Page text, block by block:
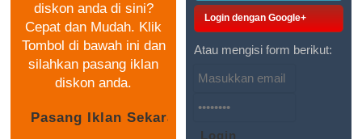
diskon anda di sini?
Cepat dan Mudah. Klik
Tombol di bawah ini dan
silahkan pasang iklan
diskon anda.
Login dengan Google+
Atau mengisi form berikut: